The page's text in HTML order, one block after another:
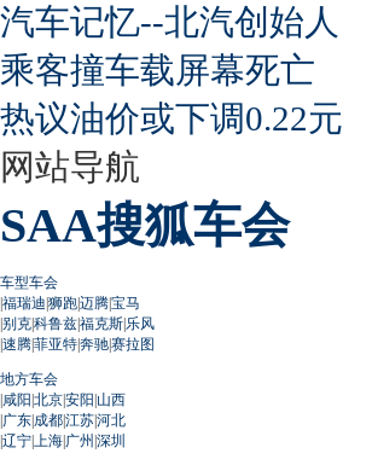
汽车记忆--北汽创始人
乘客撞车载屏幕死亡
热议油价或下调0.22元
网站导航
SAA搜狐车会
车型车会
|福瑞迪|狮跑|迈腾|宝马
|别克|科鲁兹|福克斯|乐风
|速腾|菲亚特|奔驰|赛拉图
地方车会
|咸阳|北京|安阳|山西
|广东|成都|江苏|河北
|辽宁| 上海|广州 |深圳